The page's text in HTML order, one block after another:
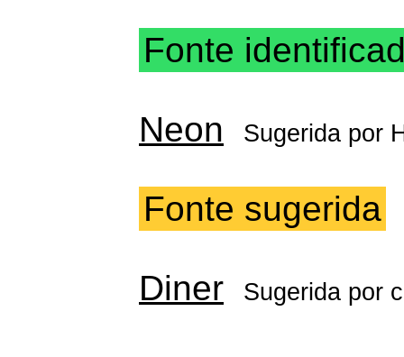
Fonte
Neon Sugerida por
Fonte sugerida
Diner Sugerida por